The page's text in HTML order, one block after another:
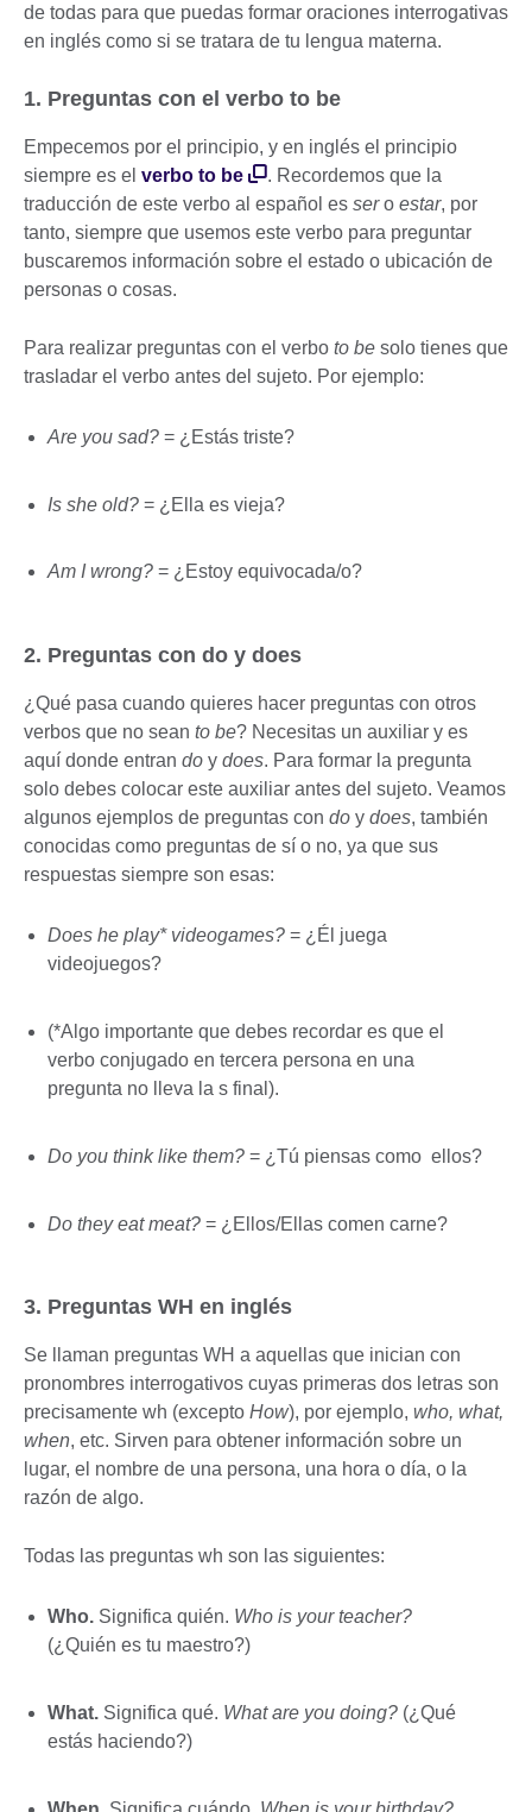
de todas para que puedas formar oraciones interrogativas
en inglés como si se tratara de tu lengua materna.
1. Preguntas con el verbo to be
Empecemos por el principio, y en inglés el principio
siempre es el verbo to be
. Recordemos que la
traducción de este verbo al español es sero estar, por
tanto, siempre que usemos este verbo para preguntar
buscaremos información sobre el estado o ubicación de
personas o cosas.
Para realizar preguntas con el verbo to be solo tienes que
trasladar el verbo antes del sujeto. Por ejemplo:
Are you sad? = ¿Estás triste?
Is she old? = ¿Ella es vieja?
Am I wrong? = ¿Estoy equivocada/o?
2. Preguntas con do y does
¿Qué pasa cuando quieres hacer preguntas con otros
verbos que no sean to be? Necesitas un auxiliar y es
aquí donde entran do y does. Para formar la pregunta
solo debes colocar este auxiliar antes del sujeto. Veamos
algunos ejemplos de preguntas con do y does, también
conocidas como preguntas de sí o no, ya que sus
respuestas siempre son esas:
Does he play* videogames? = ¿Él juega
videojuegos?
(*Algo importante que debes recordar es que el
verbo conjugado en tercera persona en una
pregunta no lleva la s final).
Do you think like them? = ¿Tú piensas como ellos?
Do they eat meat? = ¿Ellos/Ellas comen carne?
3. Preguntas WH en inglés
Se llaman preguntas WH a aquellas que inician con
pronombres interrogativos cuyas primeras dos letras son
precisamente wh (excepto How), por ejemplo, who, what,
when, etc. Sirven para obtener información sobre un
lugar, el nombre de una persona, una hora o día, o la
razón de algo.
Todas las preguntas wh son las siguientes:
Who. Significa quién. Who is your teacher?
(¿Quién es tu maestro?)
What. Significa qué. What are you doing? (¿Qué
estás haciendo?)